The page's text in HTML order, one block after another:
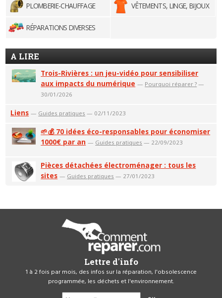
PLOMBERIE-CHAUFFAGE VÊTEMENTS, LINGE, BIJOUX
RÉPARATIONS DIVERSES
A LIRE
Trois-Rivières : un jeu-vidéo pour sensibiliser
aux impacts du numérique — Pourquoi réparer ? —
30/01/2026
Liens — Guides pratiques — 02/11/2023
🌱💰 70 idées éco-responsables pour économiser
1000€ par an — Guides pratiques — 22/09/2023
Pièces détachées électroménager : tous les
sites — Guides pratiques — 27/01/2023
Lettre d'info
1 à 2 fois par mois, des infos sur la réparation, l'obsolescence
programmée, les déchets et l'environnement.